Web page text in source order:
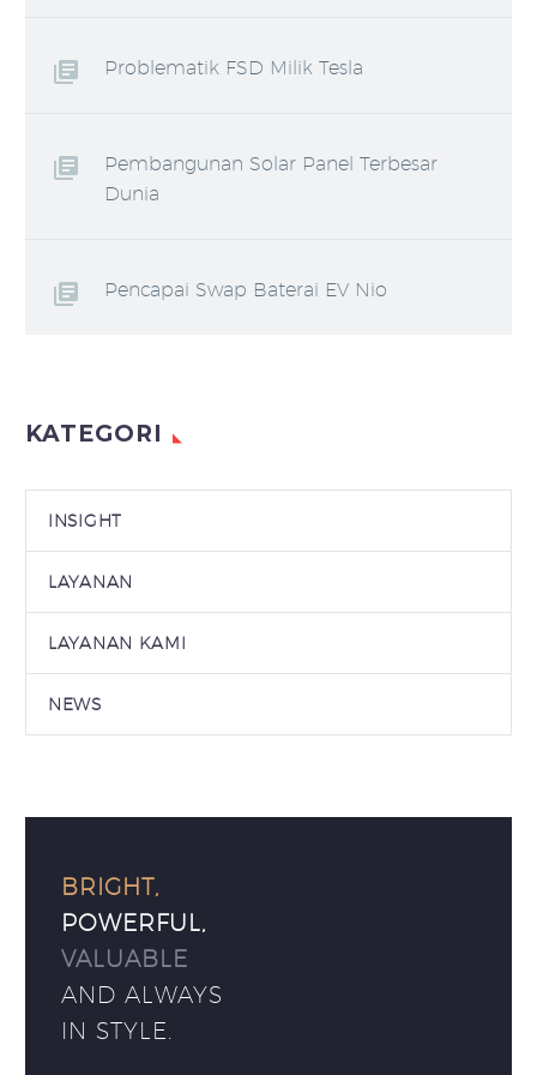
Problematik FSD Milik Tesla
Pembangunan Solar Panel Terbesar
Dunia
Pencapai Swap Baterai EV Nio
KATEGORI
INSIGHT
LAYANAN
LAYANAN KAMI
NEWS
BRIGHT,
POWERFUL,
VALUABLE
AND ALWAYS
IN STYLE.